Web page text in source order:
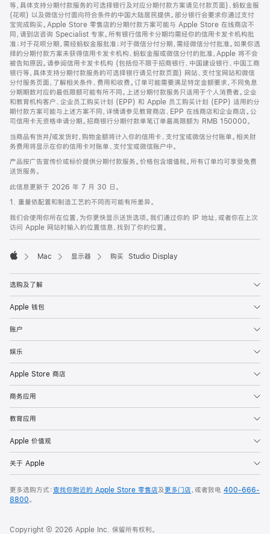
等，具体支持分期付款服务的可选择银行及对应分期付款方案请见付款页面)、蚂蚁金服
(花呗) 以及微信分付面向符合条件的中国大陆居民提供。部分银行会要求你通过支付
宝完成购买。Apple Store 零售店的分期付款方案可能与 Apple Store 在线商店不
同，请到店咨询 Specialist 专家。所有银行信用卡分期均需经你的信用卡发卡机构批
准；对于花呗分期，需经蚂蚁金服批准；对于微信分付分期，需经微信分付批准。如果你选
择的分期付款方案未获得信用卡发卡机构、蚂蚁金服或微信分付的批准，Apple 将不会
被告知原因。请参阅信用卡发卡机构 (包括但不限于招商银行、中国建设银行、中国工商
银行等，具体支持分期付款服务的可选择银行请见付款页面) 网站、支付宝网站和微信
分付服务页面，了解相关条件、费用和收费。订单可能需要满足特定金额要求，不同免息
分期期数对应的最低限额可能有所不同。上述分期付款服务只适用于个人消费者。企业
和教育机构客户、企业员工购买计划 (EPP) 和 Apple 员工购买计划 (EPP) 适用的分
期付款方案可能与上述方案不同，详情请参见教育商店、EPP 在线商店和企业商店。公
司信用卡无资格申请分期。招商银行分期付款单笔订单最高限额为 RMB 150000。
当商品有货并/或发货时，购物金额将计入你的信用卡、支付宝或微信分付账单。相关财
务费用将显示在你的信用卡对账单、支付宝或微信账户中。
产品按广告宣传价或标价提供分期付款服务。价格包含增值税。所有订单均可享受免费
送货服务。
此信息更新于 2026 年 7 月 30 日。
1. 重量依配置和制造工艺的不同而可能有所差异。
我们会使用你所在位置，为你更快显示送货选项。我们通过你的 IP 地址，或者你在上次
访问 Apple 网站时输入的位置信息，找到了你的位置。
Mac 显示器 购买 Studio Display
选购及了解
Apple 钱包
账户
娱乐
Apple Store 商店
商务应用
教育应用
Apple 价值观
关于 Apple
更多选购方式：查找你附近的 Apple Store 零售店及更多门店，或者致电 400-666-
8800。
Copyright © 2026 Apple Inc. 保留所有权利。